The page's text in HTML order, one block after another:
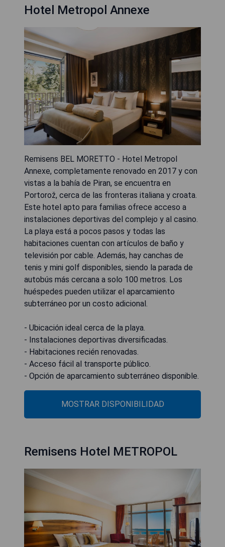
Hotel Metropol Annexe
Remisens BEL MORETTO - Hotel Metropol
Annexe, completamente renovado en 2017 y con
vistas a la bahía de Piran, se encuentra en
Portorož, cerca de las fronteras italiana y croata.
Este hotel apto para familias ofrece acceso a
instalaciones deportivas del complejo y al casino.
La playa está a pocos pasos y todas las
habitaciones cuentan con artículos de baño y
televisión por cable. Además, hay canchas de
tenis y mini golf disponibles, siendo la parada de
autobús más cercana a solo 100 metros. Los
huéspedes pueden utilizar el aparcamiento
subterráneo por un costo adicional.
- Ubicación ideal cerca de la playa.
- Instalaciones deportivas diversificadas.
- Habitaciones recién renovadas.
- Acceso fácil al transporte público.
- Opción de aparcamiento subterráneo disponible.
MOSTRAR DISPONIBILIDAD
Remisens Hotel METROPOL